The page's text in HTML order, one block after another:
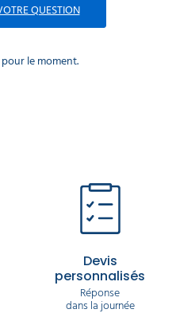
QUESTION
le moment.
Devis
personnalisés
Réponse
dans la journée